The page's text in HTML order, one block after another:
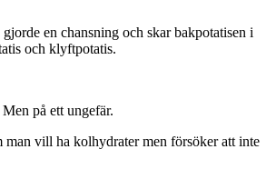
en chansning och skar bakpotatisen i
och klyftpotatis.
på ett ungefär.
vill ha kolhydrater men försöker att inte